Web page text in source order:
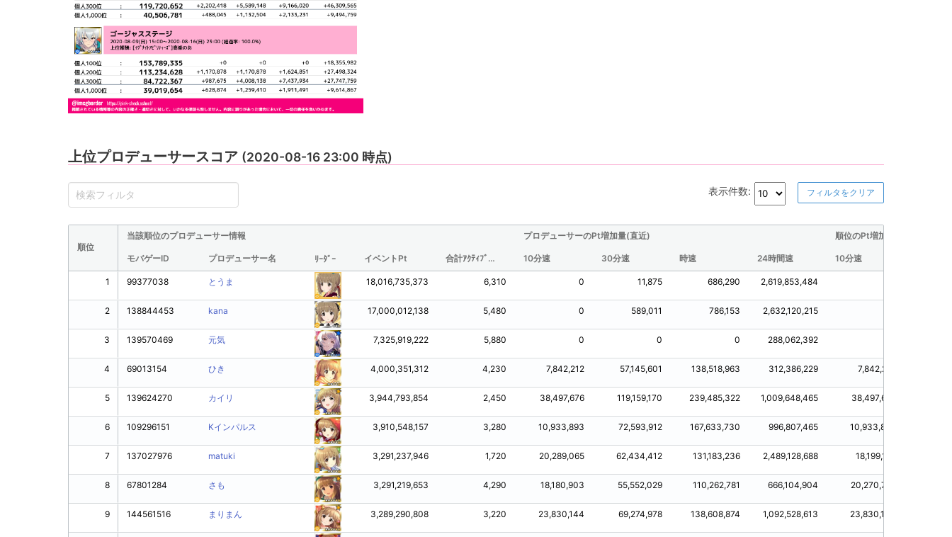
上位プロデューサースコア (2020-08-16 23:00 時点)
表示件数: フィルタをクリア
順位
当該順位のプロデューサー情報 プロデューサーのPt増加量(直近) 順位のPt増加量(直近)
モバゲーID プロデューサー名 ﾘｰﾀﾞｰ イベントPt 合計ｱｸﾃｨﾌﾞ時間(分/観測されたものからの推定値) 10分速 30分速 時速 24時間速 10分速
1
2
3
4
5
6
7
8
9
99377038 とうま 18,016,735,373 6,310 0 11,875 686,290 2,619,853,484
138844453 kana 17,000,012,138 5,480 0 589,011 786,153 2,632,120,215
139570469 元気 7,325,919,222 5,880 0 0 0 288,062,392
69013154 ひき 4,000,351,312 4,230 7,842,212 57,145,601 138,518,963 312,386,229 7,842,212
139624270 カイリ 3,944,793,854 2,450 38,497,676 119,159,170 239,485,322 1,009,648,465 38,497,676
109296151 Kインパルス 3,910,548,157 3,280 10,933,893 72,593,912 167,633,730 996,807,465 10,933,893
137027976 matuki 3,291,237,946 1,720 20,289,065 62,434,412 131,183,236 2,489,128,688 18,199,196
67801284 さも 3,291,219,653 4,290 18,180,903 55,552,029 110,262,781 666,104,904 20,270,772
144561516 まりまん 3,289,290,808 3,220 23,830,144 69,274,978 138,608,874 1,092,528,613 23,830,144